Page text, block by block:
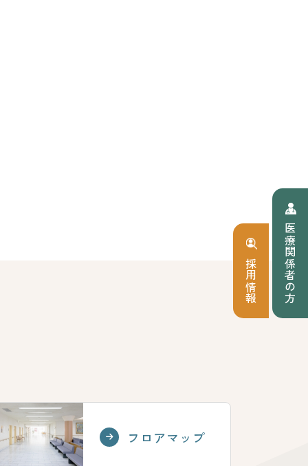
フロアマップ
採用情報 医療関係者の方